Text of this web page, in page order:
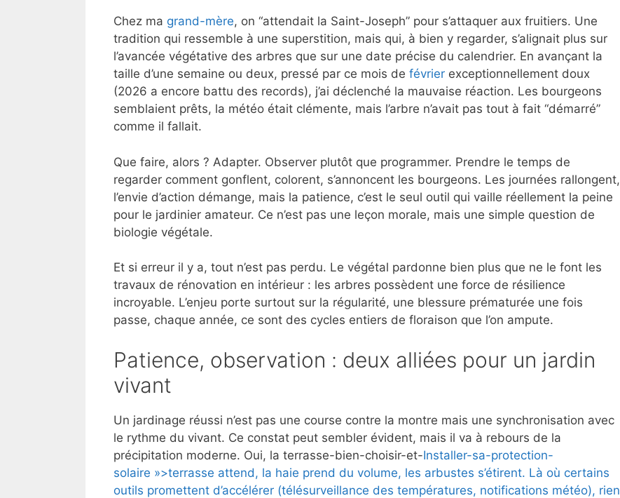
Chez ma grand-mère, on “attendait la Saint-Joseph” pour s’attaquer aux fruitiers. Une
tradition qui ressemble à une superstition, mais qui, à bien y regarder, s’alignait plus sur
l’avancée végétative des arbres que sur une date précise du calendrier. En avançant la
taille d’une semaine ou deux, pressé par ce mois de février exceptionnellement doux
(2026 a encore battu des records), j’ai déclenché la mauvaise réaction. Les bourgeons
semblaient prêts, la météo était clémente, mais l’arbre n’avait pas tout à fait “démarré”
comme il fallait.
Que faire, alors ? Adapter. Observer plutôt que programmer. Prendre le temps de
regarder comment gonflent, colorent, s’annoncent les bourgeons. Les journées rallongent,
l’envie d’action démange, mais la patience, c’est le seul outil qui vaille réellement la peine
pour le jardinier amateur. Ce n’est pas une leçon morale, mais une simple question de
biologie végétale.
Et si erreur il y a, tout n’est pas perdu. Le végétal pardonne bien plus que ne le font les
travaux de rénovation en intérieur : les arbres possèdent une force de résilience
incroyable. L’enjeu porte surtout sur la régularité, une blessure prématurée une fois
passe, chaque année, ce sont des cycles entiers de floraison que l’on ampute.
Patience, observation : deux alliées pour un jardin
vivant
Un jardinage réussi n’est pas une course contre la montre mais une synchronisation avec
le rythme du vivant. Ce constat peut sembler évident, mais il va à rebours de la
précipitation moderne. Oui, la terrasse-bien-choisir-et-Installer-sa-protection-
solaire »>terrasse attend, la haie prend du volume, les arbustes s’étirent. Là où certains
outils promettent d’accélérer (télésurveillance des températures, notifications météo), rien